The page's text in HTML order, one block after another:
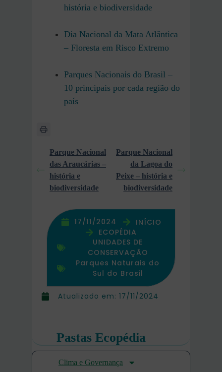
Atualizado em: 17/11/2024
história e biodiversidade
Dia Nacional da Mata Atlântica
– Floresta em Risco Extremo
Parques Nacionais do Brasil –
10 principais por cada região do
país
Parque Nacional
das Araucárias –
história e
biodiversidade
Parque Nacional
da Lagoa do
Peixe – história e
biodiversidade
17/11/2024
INÍCIO
ECOPÉDIA
UNIDADES DE
CONSERVAÇÃO
Parques Naturais do
Sul do Brasil
Pastas Ecopédia
Clima e Governança